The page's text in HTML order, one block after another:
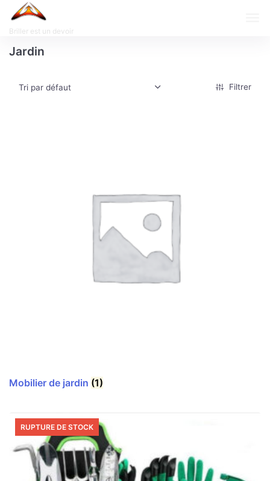
Briller est un devoir
Jardin
Filtrer
Mobilier de jardin (1)
RUPTURE DE STOCK